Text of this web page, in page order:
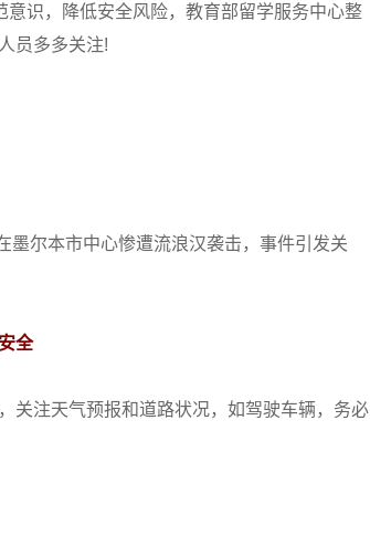
识，降低安全风险，教育部留学服务中心整
员多多关注!
尔本市中心惨遭流浪汉袭击，事件引发关
全
注天气预报和道路状况，如驾驶车辆，务必